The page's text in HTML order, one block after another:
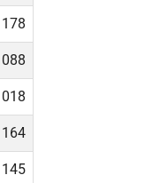
178
088
018
164
145